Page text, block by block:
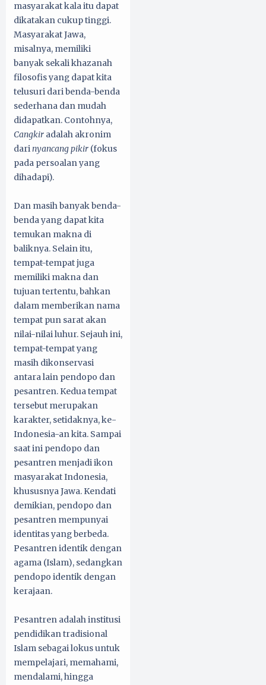
masyarakat kala itu dapat
dikatakan cukup tinggi.
Masyarakat Jawa,
misalnya, memiliki
banyak sekali khazanah
filosofis yang dapat kita
telusuri dari benda-benda
sederhana dan mudah
didapatkan. Contohnya,
Cangkir adalah akronim
darinyancang pikir (fokus
pada persoalan yang
dihadapi).
Dan masih banyak benda-
benda yang dapat kita
temukan makna di
baliknya. Selain itu,
tempat-tempat juga
memiliki makna dan
tujuan tertentu, bahkan
dalam memberikan nama
tempat pun sarat akan
nilai-nilai luhur. Sejauh ini,
tempat-tempat yang
masih dikonservasi
antara lain pendopo dan
pesantren. Kedua tempat
tersebut merupakan
karakter, setidaknya, ke-
Indonesia-an kita. Sampai
saat ini pendopo dan
pesantren menjadi ikon
masyarakat Indonesia,
khususnya Jawa. Kendati
demikian, pendopo dan
pesantren mempunyai
identitas yang berbeda.
Pesantren identik dengan
agama (Islam), sedangkan
pendopo identik dengan
kerajaan.
Pesantren adalah institusi
pendidikan tradisional
Islam sebagai lokus untuk
mempelajari, memahami,
mendalami, hingga